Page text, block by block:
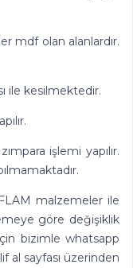
olan alanlardır.
kesilmektedir.
işlemi yapılır.
malzemeler ile
göre değişiklik
bizimle whatsapp
al sayfası üzerinden